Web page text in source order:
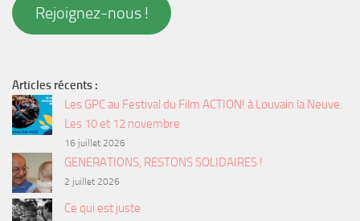
Rejoignez-nous !
Articles récents :
Les GPC au Festival du Film ACTION! à Louvain la Neuve.
Les 10 et 12 novembre
16 juillet 2026
GENERATIONS, RESTONS SOLIDAIRES !
2 juillet 2026
Ce qui est juste